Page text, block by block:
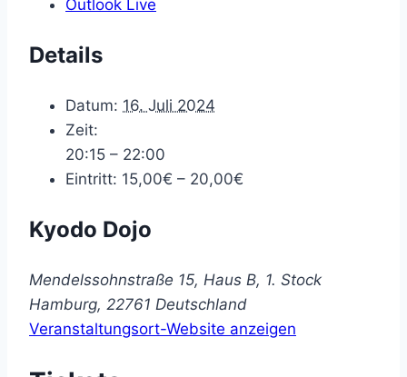
Outlook Live
Details
Datum: 16. Juli 2024
Zeit:
20:15 – 22:00
Eintritt: 15,00€ – 20,00€
Kyodo Dojo
Mendelssohnstraße 15, Haus B, 1. Stock
Hamburg, 22761 Deutschland
Veranstaltungsort-Website anzeigen